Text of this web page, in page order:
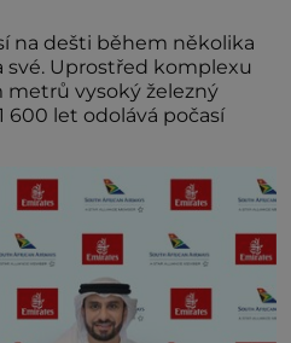
na dešti během několika
své. Uprostřed komplexu
metrů vysoký železný
600 let odolává počasí